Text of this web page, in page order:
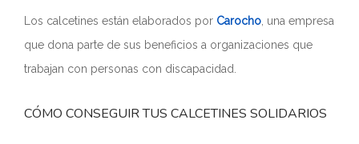
Los calcetines están elaborados por Carocho , una empresa
que dona parte de sus beneficios a organizaciones que
trabajan con personas con discapacidad.
CÓMO CONSEGUIR TUS CALCETINES SOLIDARIOS